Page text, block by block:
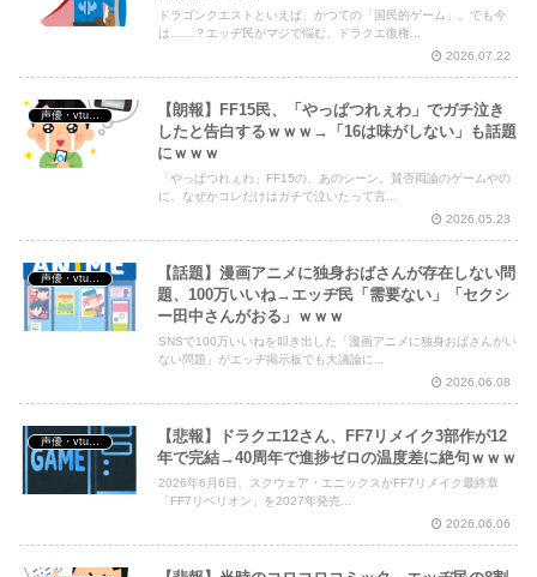
ドラゴンクエストといえば、かつての「国民的ゲーム」。でも今
は……？エッヂ民がマジで悩む、ドラクエ復権...
2026.07.22
【朗報】FF15民、「やっぱつれぇわ」でガチ泣き
したと告白するｗｗｗ→「16は味がしない」も話題
にｗｗｗ
「やっぱつれぇわ」FF15の、あのシーン。賛否両論のゲームやの
に、なぜかコレだけはガチで泣いたって言...
2026.05.23
【話題】漫画アニメに独身おばさんが存在しない問
題、100万いいね→エッヂ民「需要ない」「セクシ
ー田中さんがおる」ｗｗｗ
SNSで100万いいねを叩き出した「漫画アニメに独身おばさんがい
ない問題」がエッヂ掲示板でも大議論に...
2026.06.08
【悲報】ドラクエ12さん、FF7リメイク3部作が12
年で完結→40周年で進捗ゼロの温度差に絶句ｗｗｗ
2026年6月6日、スクウェア・エニックスがFF7リメイク最終章
「FF7リベリオン」を2027年発売...
2026.06.06